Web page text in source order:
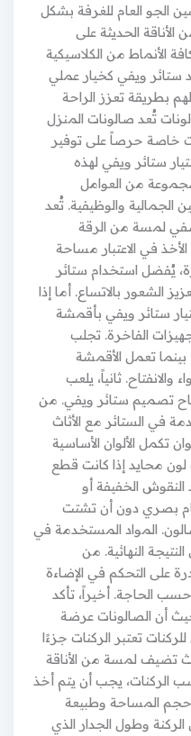
الجو العام للغرفة بشكل
الحديثة على
الأنماط من الكلاسيكية
ستائر ويفي كخيار عملي
بطريقة تعزز الراحة
تُعد صالونات المنزل
خاصة حرصاً على توفير
ستائر ويفي لهذه
من العوامل
والوظيفية. تُعد
لمسة من الرقة
في الاعتبار مساحة
يُفضل استخدام ستائر
الشعور بالاتساع. أما إذا
ستائر ويفي بأقمشة
الفاخرة. تجلب
تعمل الأقمشة
ثانياً، يلعب
تصميم ستائر ويفي. من
في الستائر مع الأثاث
تكمل الألوان الأساسية
محايد إذا كانت قطع
الخفيفة أو
بصري دون أن تشتت
المواد المستخدمة في
النهائية. من
على التحكم في الإضاءة
الحاجة. أخيراً، تأكد
أن الصالونات عرضة
تعتبر الركنات جزءًا
لمسة من الأناقة
الركنات، يجب أن يتم أخذ
المساحة وطبيعة
وطول الجدار الذي